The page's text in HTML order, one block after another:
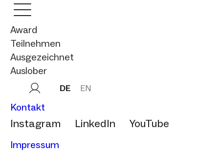
Award
Teilnehmen
Ausgezeichnet
Auslober
DE EN
Kontakt
Instagram LinkedIn YouTube
Impressum